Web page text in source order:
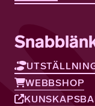
WEBBSHOP